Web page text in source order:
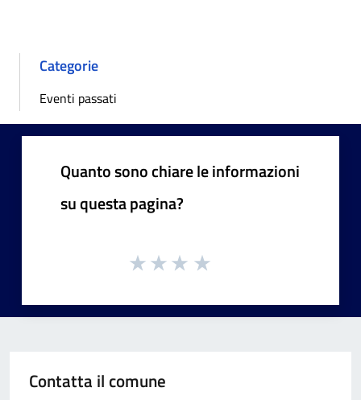
Categorie
Eventi passati
Quanto sono chiare le informazioni
su questa pagina?
Contatta il comune